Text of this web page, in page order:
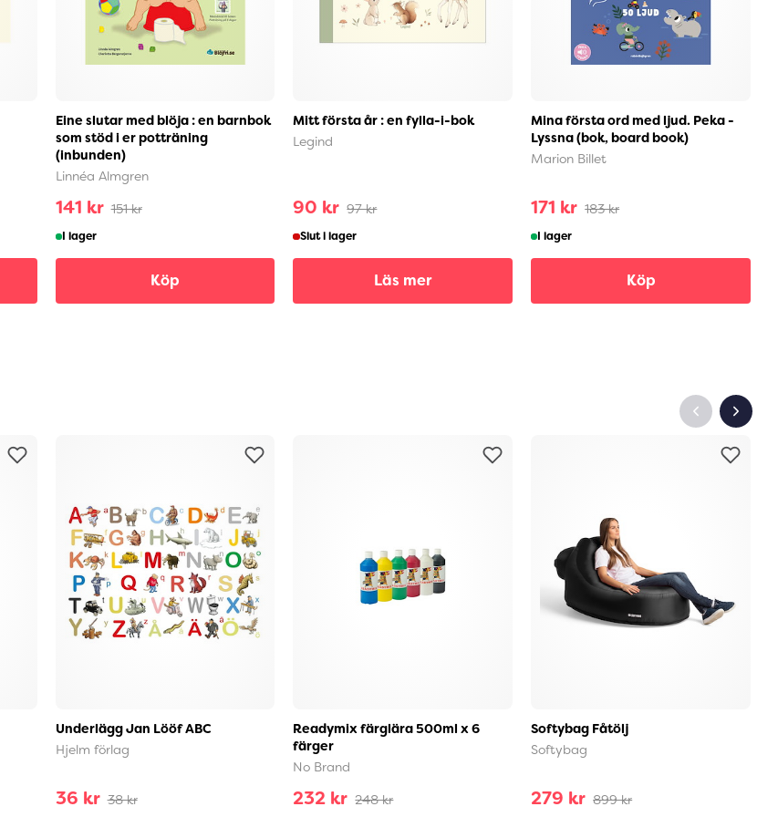
Eine slutar med blöja : en barnbok
som stöd i er potträning
(inbunden)
Linnéa Almgren
141 kr 151 kr
I lager
Köp
Mitt första år : en fylla-i-bok
Legind
90 kr 97 kr
Slut i lager
Läs mer
Mina första ord med ljud. Peka -
Lyssna (bok, board book)
Marion Billet
171 kr 183 kr
I lager
Köp
Underlägg Jan Lööf ABC
Hjelm förlag
36 kr 38 kr
Readymix färglära 500ml x 6
färger
No Brand
232 kr 248 kr
Softybag Fåtölj
Softybag
279 kr 899 kr